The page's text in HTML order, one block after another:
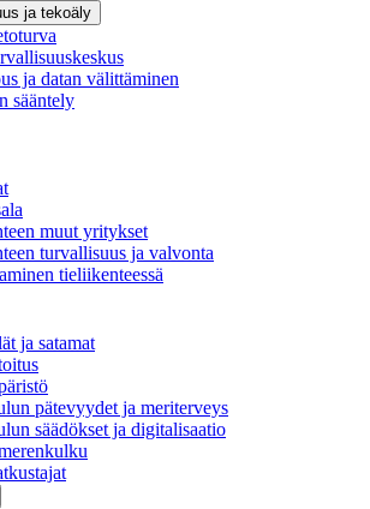
ja tekoäly
ja datan välittäminen
sääntely
muut yritykset
turvallisuus ja valvonta
tieliikenteessä
ja satamat
pätevyydet ja meriterveys
säädökset ja digitalisaatio